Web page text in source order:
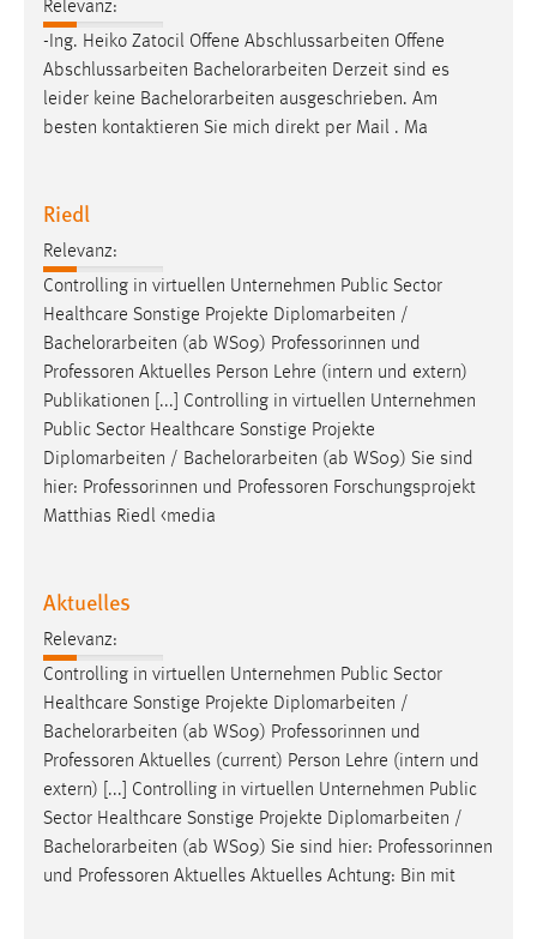
Relevanz:
-Ing. Heiko Zatocil Offene Abschlussarbeiten Offene
Abschlussarbeiten Bachelorarbeiten Derzeit sind es
leider keine Bachelorarbeiten ausgeschrieben. Am
besten kontaktieren Sie mich direkt per Mail . Ma
Riedl
Relevanz:
Controlling in virtuellen Unternehmen Public Sector
Healthcare Sonstige Projekte Diplomarbeiten /
Bachelorarbeiten (ab WS09) Professorinnen und
Professoren Aktuelles Person Lehre (intern und extern)
Publikationen [...] Controlling in virtuellen Unternehmen
Public Sector Healthcare Sonstige Projekte
Diplomarbeiten / Bachelorarbeiten (ab WS09) Sie sind
hier: Professorinnen und Professoren Forschungsprojekt
Matthias Riedl <media
Aktuelles
Relevanz:
Controlling in virtuellen Unternehmen Public Sector
Healthcare Sonstige Projekte Diplomarbeiten /
Bachelorarbeiten (ab WS09) Professorinnen und
Professoren Aktuelles (current) Person Lehre (intern und
extern) [...] Controlling in virtuellen Unternehmen Public
Sector Healthcare Sonstige Projekte Diplomarbeiten /
Bachelorarbeiten (ab WS09) Sie sind hier: Professorinnen
und Professoren Aktuelles Aktuelles Achtung: Bin mit
EXTERNE MEDIEN
Um Inhalte von Videoplattformen und Social Media
Plattformen anzeigen zu können, werden von diesen
externen Medien Cookies gesetzt.